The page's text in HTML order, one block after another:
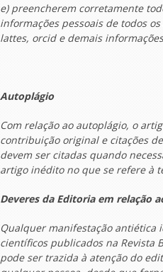
e) preencherem corretamente
informações pessoais de todos
lattes, orcid e demais
Autoplágio
Com relação ao autoplágio, o
contribuição original e citações
devem ser citadas quando
artigo inédito no que se refere à
Deveres da Editoria em relação
Qualquer manifestação antiética
científicos publicados na Revista
pode ser trazida à atenção do